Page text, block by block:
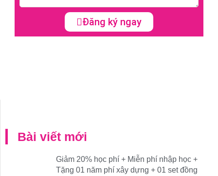
Bài viết mới
Giảm 20% học phí + Miễn phí nhập học +
Tặng 01 năm phí xây dựng + 01 set đồng
Đăng ký ngay